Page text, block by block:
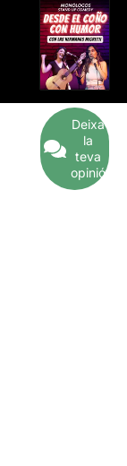
Deixa
la
teva
opinió